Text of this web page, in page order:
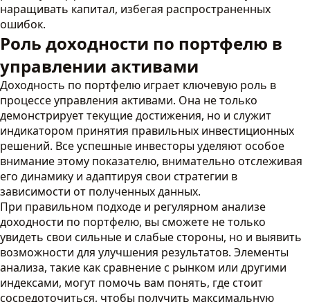
наращивать капитал, избегая распространенных
ошибок.
Роль доходности по портфелю в
управлении активами
Доходность по портфелю играет ключевую роль в
процессе управления активами. Она не только
демонстрирует текущие достижения, но и служит
индикатором принятия правильных инвестиционных
решений. Все успешные инвесторы уделяют особое
внимание этому показателю, внимательно отслеживая
его динамику и адаптируя свои стратегии в
зависимости от полученных данных.
При правильном подходе и регулярном анализе
доходности по портфелю, вы сможете не только
увидеть свои сильные и слабые стороны, но и выявить
возможности для улучшения результатов. Элементы
анализа, такие как сравнение с рынком или другими
индексами, могут помочь вам понять, где стоит
сосредоточиться, чтобы получить максимальную